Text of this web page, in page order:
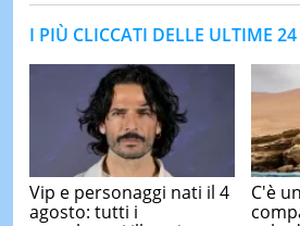
I PIÙ CLICCATI DELLE ULTIME 24
Vip e personaggi nati il 4
agosto: tutti i
C'è